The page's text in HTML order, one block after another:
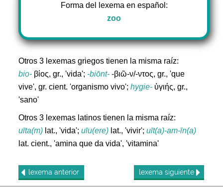
Forma del lexema en español:
zoo
Otros 3 lexemas griegos tienen la misma raíz:
bio- βίος, gr., 'vida'; -biōnt- -βιῶ-ν/-ντος, gr., 'que
vive', gr. cient. 'organismo vivo';hygie- ὑγιής, gr.,
'sano'
Otros 3 lexemas latinos tienen la misma raíz:
uīta(m) lat., 'vida';uīu(ere) lat., 'vivir';uīt(a)-am-īn(a)
lat. cient., 'amina que da vida', 'vitamina'
lexema anterior lexema siguiente